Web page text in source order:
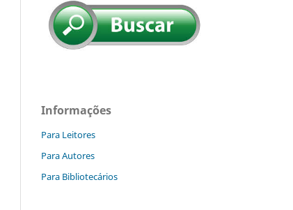
Informações
Para Leitores
Para Autores
Para Bibliotecários